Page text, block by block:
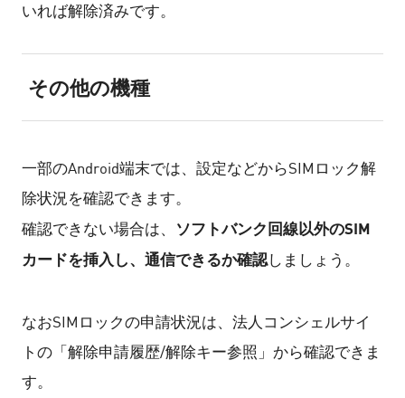
いれば解除済みです。
その他の機種
一部のAndroid端末では、設定などからSIMロック解
除状況を確認できます。
確認できない場合は、
ソフトバンク回線以外のSIM
カードを挿入し、通信できるか確認しましょう。
なおSIMロックの申請状況は、法人コンシェルサイ
トの「解除申請履歴/解除キー参照」から確認できま
す。